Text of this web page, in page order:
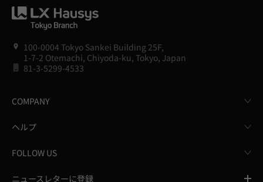
100-0004 Tokyo Sankei Building 25F,
1-7-2 Otemachi, Chiyoda-ku, Tokyo, Japan
81-3-5299-4533
COMPANY
ヘルプ
FOLLOW US
ニュースレターに登録